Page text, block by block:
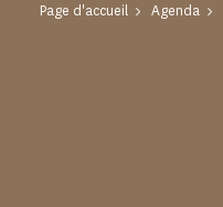
Page d'accueil Agenda